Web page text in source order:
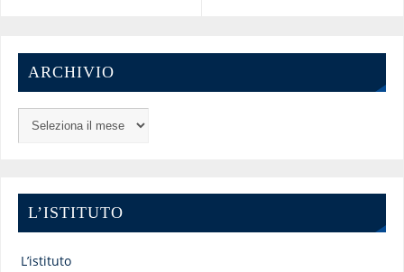
ARCHIVIO
L’ISTITUTO
L’istituto